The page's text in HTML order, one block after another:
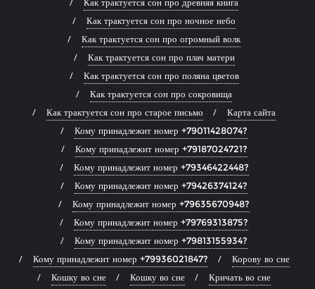
Как трактуется сон про ночное небо
Как трактуется сон про огромный волк
Как трактуется сон про плач матери
Как трактуется сон про поляна цветов
Как трактуется сон про сокровища
Как трактуется сон про старое письмо
Карта сайта
Кому принадлежит номер +79011428074?
Кому принадлежит номер +79187024721?
Кому принадлежит номер +79346422448?
Кому принадлежит номер +79426374124?
Кому принадлежит номер +79635670948?
Кому принадлежит номер +79769313875?
Кому принадлежит номер +79813155934?
Кому принадлежит номер +79936021847?
Корову во сне
Кошку во сне
Кошку во сне
Кричать во сне